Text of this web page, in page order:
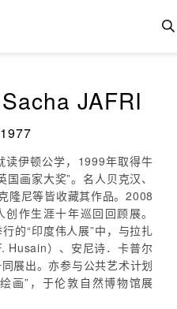
JAFRI
伊顿公学，1999年取得牛
画家大奖”。名人贝克汉、
隆尼等皆收藏其作品。2008
作生涯十年巡回回顾展。
的“印度伟人展”中，与拉扎
Husain）、安尼诗．卡普尔
展出。亦参与公共艺术计划
画”，于伦敦自然博物馆展